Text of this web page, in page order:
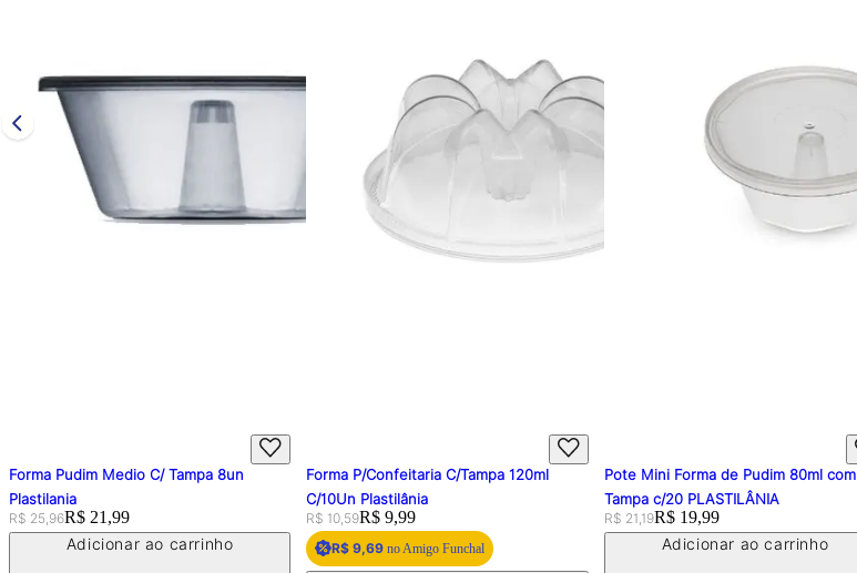
Forma Pudim Medio C/ Tampa 8un
Plastilania
Original price:
R$ 25,96Price:
R$ 21,99
Adicionar ao carrinho
Forma P/Confeitaria C/Tampa 120ml
C/10Un Plastilânia
Original price:
R$ 10,59Price:
R$ 9,99
R$ 9,69 no Amigo Funchal
Pote Mini Forma de Pudim 80ml com
Tampa c/20 PLASTILÂNIA
Original price:
R$ 21,19Price:
R$ 19,99
Adicionar ao carrinho